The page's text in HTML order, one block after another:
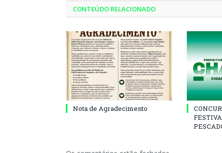
CONTEÚDO RELACIONADO
Nota de Agradecimento